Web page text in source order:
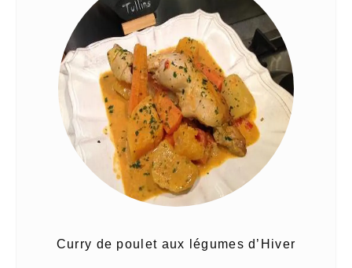
Curry de poulet aux légumes d’Hiver